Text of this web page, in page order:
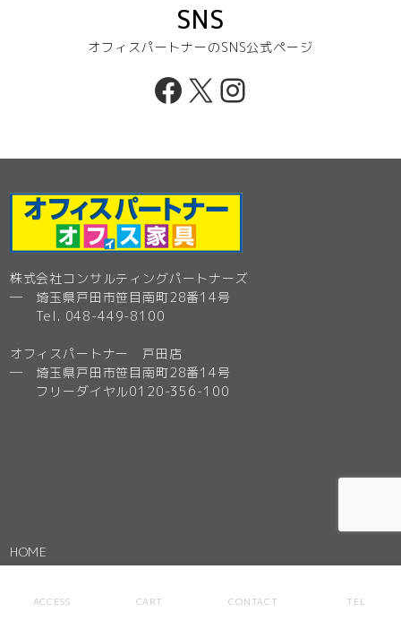
SNS
オフィスパートナーのSNS公式ページ
Facebook
X Instagram
株式会社コンサルティングパートナーズ
─ 埼玉県戸田市笹目南町28番14号
Tel. 048-449-8100
オフィスパートナー 戸田店
─ 埼玉県戸田市笹目南町28番14号
フリーダイヤル0120-356-100
HOME
全商品
ACCESS CART CONTACT TEL